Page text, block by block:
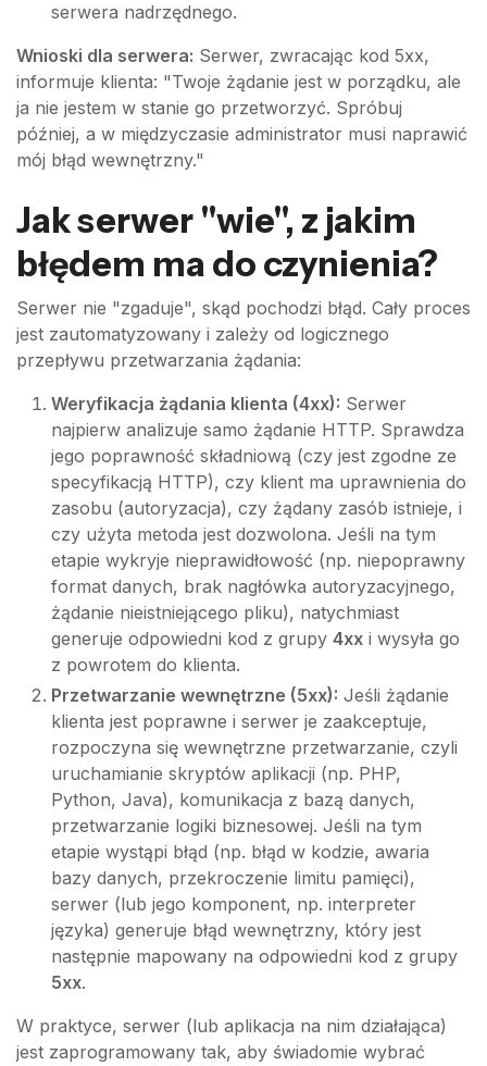
serwera nadrzędnego.
Wnioski dla serwera: Serwer, zwracając kod 5xx,
informuje klienta: "Twoje żądanie jest w porządku, ale
ja nie jestem w stanie go przetworzyć. Spróbuj
później, a w międzyczasie administrator musi naprawić
mój błąd wewnętrzny."
Jak serwer "wie", z jakim
błędem ma do czynienia?
Serwer nie "zgaduje", skąd pochodzi błąd. Cały proces
jest zautomatyzowany i zależy od logicznego
przepływu przetwarzania żądania:
Weryfikacja żądania klienta (4xx): Serwer
najpierw analizuje samo żądanie HTTP. Sprawdza
jego poprawność składniową (czy jest zgodne ze
specyfikacją HTTP), czy klient ma uprawnienia do
zasobu (autoryzacja), czy żądany zasób istnieje, i
czy użyta metoda jest dozwolona. Jeśli na tym
etapie wykryje nieprawidłowość (np. niepoprawny
format danych, brak nagłówka autoryzacyjnego,
żądanie nieistniejącego pliku), natychmiast
generuje odpowiedni kod z grupy 4xx i wysyła go
z powrotem do klienta.
Przetwarzanie wewnętrzne (5xx): Jeśli żądanie
klienta jest poprawne i serwer je zaakceptuje,
rozpoczyna się wewnętrzne przetwarzanie, czyli
uruchamianie skryptów aplikacji (np. PHP,
Python, Java), komunikacja z bazą danych,
przetwarzanie logiki biznesowej. Jeśli na tym
etapie wystąpi błąd (np. błąd w kodzie, awaria
bazy danych, przekroczenie limitu pamięci),
serwer (lub jego komponent, np. interpreter
języka) generuje błąd wewnętrzny, który jest
następnie mapowany na odpowiedni kod z grupy
5xx.
W praktyce, serwer (lub aplikacja na nim działająca)
jest zaprogramowany tak, aby świadomie wybrać